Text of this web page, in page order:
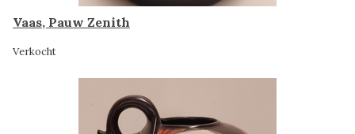
Vaas, Pauw Zenith
Verkocht